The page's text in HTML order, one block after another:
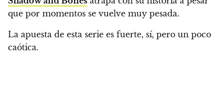
que por momentos se vuelve muy pesada.
La apuesta de esta serie es fuerte, sí, pero un poco
caótica.